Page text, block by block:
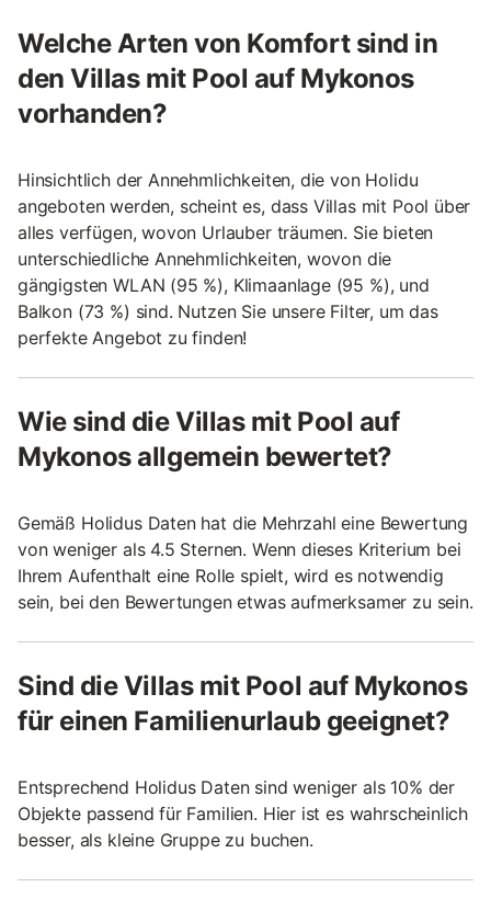
Welche Arten von Komfort sind in
den Villas mit Pool auf Mykonos
vorhanden?
Hinsichtlich der Annehmlichkeiten, die von Holidu
angeboten werden, scheint es, dass Villas mit Pool über
alles verfügen, wovon Urlauber träumen. Sie bieten
unterschiedliche Annehmlichkeiten, wovon die
gängigsten WLAN (95 %), Klimaanlage (95 %), und
Balkon (73 %) sind. Nutzen Sie unsere Filter, um das
perfekte Angebot zu finden!
Wie sind die Villas mit Pool auf
Mykonos allgemein bewertet?
Gemäß Holidus Daten hat die Mehrzahl eine Bewertung
von weniger als 4.5 Sternen. Wenn dieses Kriterium bei
Ihrem Aufenthalt eine Rolle spielt, wird es notwendig
sein, bei den Bewertungen etwas aufmerksamer zu sein.
Sind die Villas mit Pool auf Mykonos
für einen Familienurlaub geeignet?
Entsprechend Holidus Daten sind weniger als 10% der
Objekte passend für Familien. Hier ist es wahrscheinlich
besser, als kleine Gruppe zu buchen.